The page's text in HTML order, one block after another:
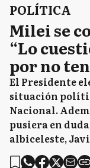
POLÍTICA
Milei se
“Lo
por no
El Presidente
situación
Nacional.
pusiera en
albiceleste,